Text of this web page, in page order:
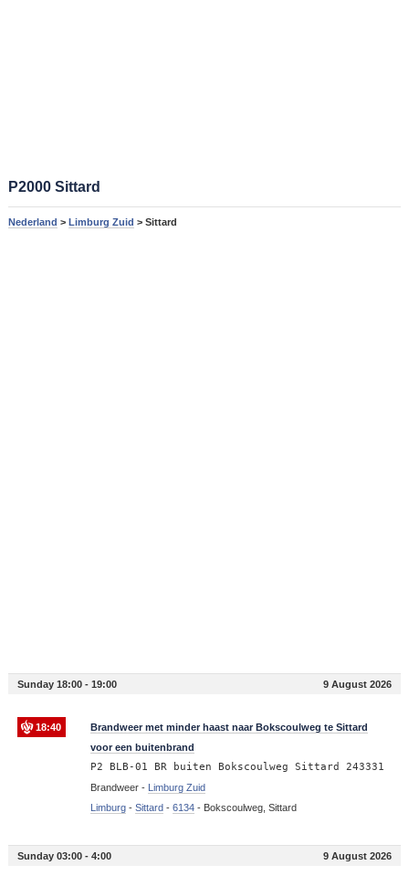
P2000 Sittard
Nederland > Limburg Zuid > Sittard
Sunday 18:00 - 19:00 9 August 2026
18:40
Brandweer met minder haast naar Bokscoulweg te Sittard
voor een buitenbrand
P2 BLB-01 BR buiten Bokscoulweg Sittard 243331
Brandweer - Limburg Zuid
Limburg- Sittard- 6134- Bokscoulweg, Sittard
Sunday 03:00 - 4:00 9 August 2026